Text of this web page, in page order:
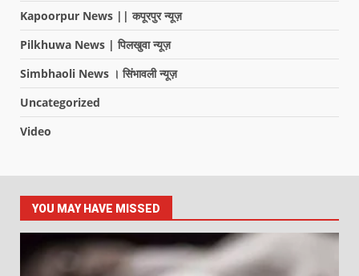
Kapoorpur News || कपूरपुर न्यूज़
Pilkhuwa News | पिलखुवा न्यूज़
Simbhaoli News । सिंभावली न्यूज़
Uncategorized
Video
YOU MAY HAVE MISSED